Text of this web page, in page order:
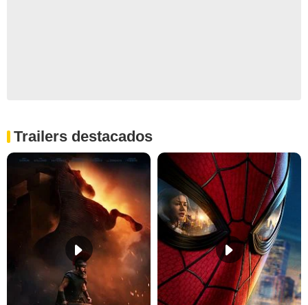
Trailers destacados